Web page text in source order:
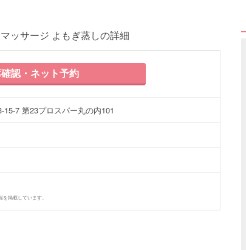
ッサージ よもぎ蒸しの詳細
認・ネット予約
7 第23プロスパー丸の内101
掲載しています。